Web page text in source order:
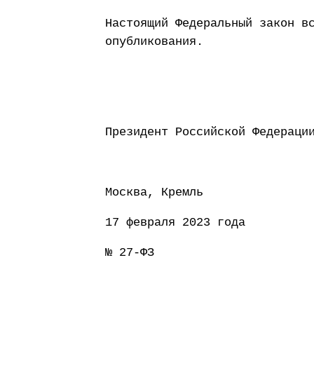
Настоящий Федеральный закон
опубликования.
Президент
Москва, Кремль
17 февраля 2023 года
№ 27-ФЗ